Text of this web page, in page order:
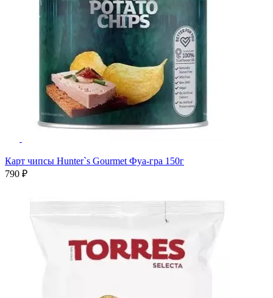
Карт чипсы Hunter`s Gourmet Фуа-гра 150г
790 ₽